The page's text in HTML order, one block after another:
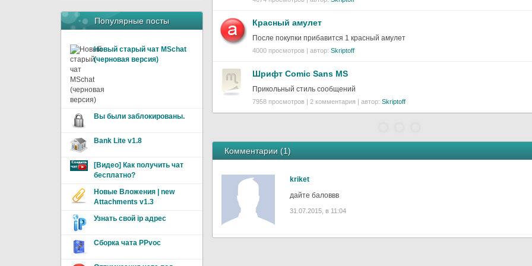
Популярные посты
Новый старый чат MSchat
(черновая версия)
Вы были заблокированы.
Bank Lite v1.8
[Видео] Как получить чат
бесплатно?
Новые Вложения | new
Attachments v1.3
Узнать свой ip адрес
Сборка чата PPvoc
Красный амулет
После покупки прибавится 1 красный амулет
4000 просмотров | автор: Skriptoff
Шрифт Comic Sans MS
Прикольный стиль сообщений
7958 просмотров | 2 комментария | автор: Skriptoff
Комментарии (1)
kriket
дайте баловвв
31.07.2015, в 11:04